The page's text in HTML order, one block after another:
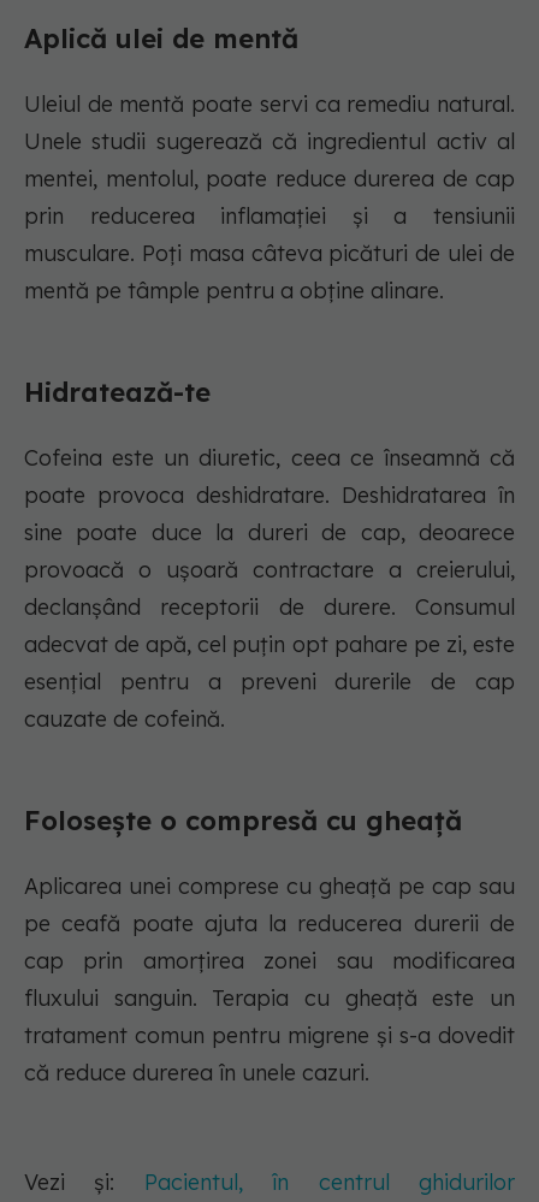
Aplică ulei de mentă
Uleiul de mentă poate servi ca remediu natural.
Unele studii sugerează că ingredientul activ al
mentei, mentolul, poate reduce durerea de cap
prin reducerea inflamației și a tensiunii
musculare. Poți masa câteva picături de ulei de
mentă pe tâmple pentru a obține alinare.
Hidratează-te
Cofeina este un diuretic, ceea ce înseamnă că
poate provoca deshidratare. Deshidratarea în
sine poate duce la dureri de cap, deoarece
provoacă o ușoară contractare a creierului,
declanșând receptorii de durere. Consumul
adecvat de apă, cel puțin opt pahare pe zi, este
esențial pentru a preveni durerile de cap
cauzate de cofeină.
Folosește o compresă cu gheață
Aplicarea unei comprese cu gheață pe cap sau
pe ceafă poate ajuta la reducerea durerii de
cap prin amorțirea zonei sau modificarea
fluxului sanguin. Terapia cu gheață este un
tratament comun pentru migrene și s-a dovedit
că reduce durerea în unele cazuri.
Vezi și: Pacientul, în centrul ghidurilor